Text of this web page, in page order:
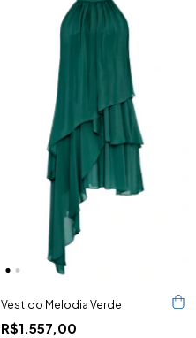
Vestido Melodia Verde
R$1.557,00